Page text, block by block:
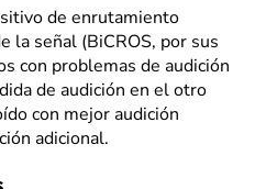
de enrutamiento
la señal (BiCROS, por sus
con problemas de audición
de audición en el otro
con mejor audición
adicional.